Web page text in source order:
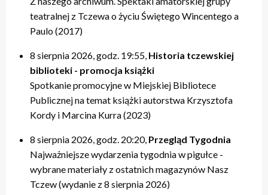
teatralnej z Tczewa o życiu Świętego Wincentego a
Paulo (2017)
8 sierpnia 2026, godz. 19:55, Historia tczewskiej
biblioteki - promocja książki
Spotkanie promocyjne w Miejskiej Bibliotece
Publicznej na temat książki autorstwa Krzysztofa
Kordy i Marcina Kurra (2023)
8 sierpnia 2026, godz. 20:20, Przegląd Tygodnia
Najważniejsze wydarzenia tygodnia w pigułce -
wybrane materiały z ostatnich magazynów Nasz
Tczew (wydanie z 8 sierpnia 2026)